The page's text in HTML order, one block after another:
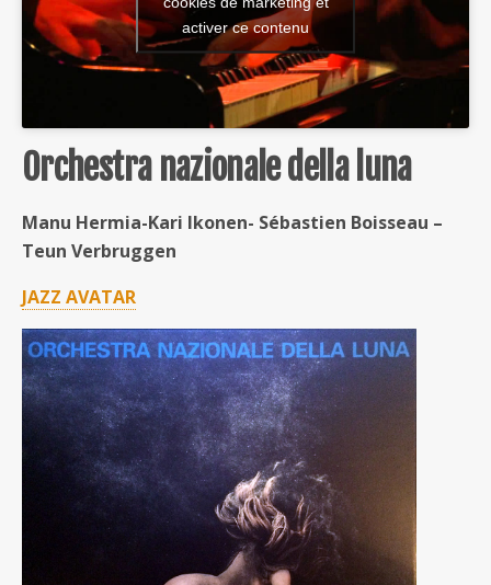
activer ce contenu
Orchestra nazionale della luna
Manu Hermia-Kari Ikonen- Sébastien Boisseau –
Teun Verbruggen
JAZZ AVATAR